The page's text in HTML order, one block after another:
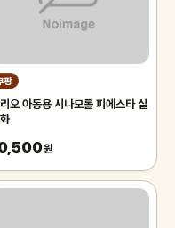
팡
오 아동용 시나모롤 피에스타 실
원